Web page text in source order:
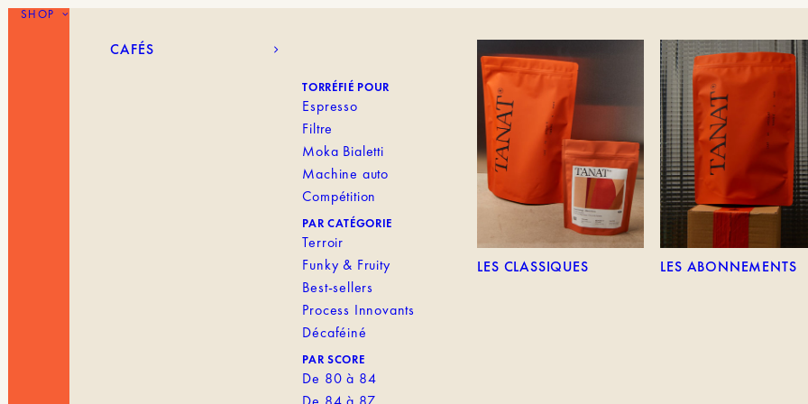
SHOP
CAFÉS
TORRÉFIÉ POUR
Espresso
Filtre
Moka Bialetti
Machine auto
Compétition
PAR CATÉGORIE
Terroir
Funky & Fruity
Best-sellers
Process Innovants
Décaféiné
PAR SCORE
De 80 à 84
LES CLASSIQUES LES ABONNEMENTS